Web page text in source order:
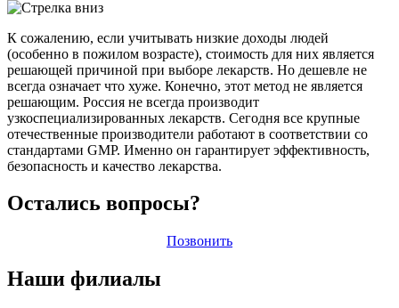
К сожалению, если учитывать низкие доходы людей
(особенно в пожилом возрасте), стоимость для них является
решающей причиной при выборе лекарств. Но дешевле не
всегда означает что хуже. Конечно, этот метод не является
решающим. Россия не всегда производит
узкоспециализированных лекарств. Сегодня все крупные
отечественные производители работают в соответствии со
стандартами GMP. Именно он гарантирует эффективность,
безопасность и качество лекарства.
Остались вопросы?
Позвонить
Наши филиалы